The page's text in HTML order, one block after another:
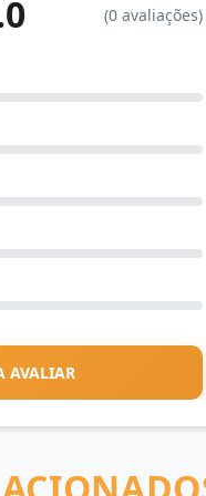
(0 avaliações)
AVALIAR